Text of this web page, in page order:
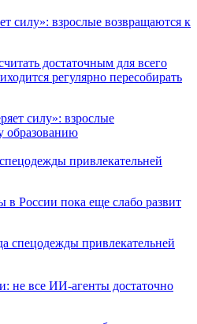
силу»: взрослые возвращаются к
достаточным для всего
регулярно пересобирать
привлекательней
России пока еще слабо развит
не все ИИ-агенты достаточно